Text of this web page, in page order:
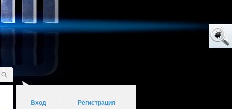
Вход Регистрация